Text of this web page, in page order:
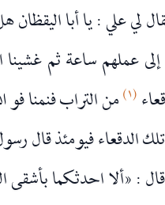
لي علي : يا أبا اليقظان
عملهم ساعة ثم غشينا
(١) من التراب فنمنا فو
الدقعاء فيومئذ قال
: «ألا احدثكما بأشقى